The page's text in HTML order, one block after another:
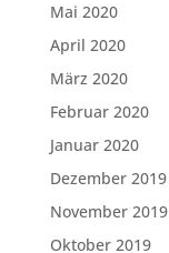
Mai 2020
April 2020
März 2020
Februar 2020
Januar 2020
Dezember 2019
November 2019
Oktober 2019